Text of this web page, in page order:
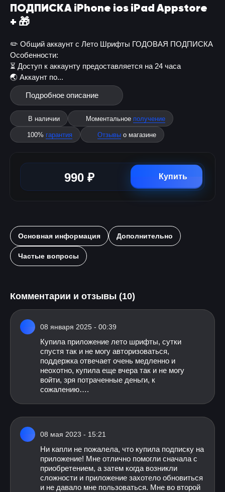
ПОДПИСКА iPhone ios iPad Appstore
+ 🎁
✏️ Общий аккаунт с Лето Шрифты ГОДОВАЯ ПОДПИСКА
Особенности:
⏳ Доступ к аккаунту предоставляется на 24 часа
🌏 Аккаунт по...
Подробное описание
В наличии Моментальное получение
100% гарантия Отзывы о магазине
990 ₽ Купить
Основная информация Дополнительно
Частые вопросы
Комментарии и отзывы (10)
08 января 2025 - 00:39
Купила приложение лето шрифты, сутки
спустя так и не могу авторизоваться,
поддержка отвечает очень медленно и
неохотно, купила еще вчера так и не могу
войти, зря потраченные деньги, к
сожалению….
08 мая 2023 - 15:21
Ни капли не пожалела, что купила подписку на
приложение! Мне отлично помогли сначала с
приобретением, а затем когда возникли
сложности и приложение захотело обновиться
и не давало мне пользоваться. Мне во второй